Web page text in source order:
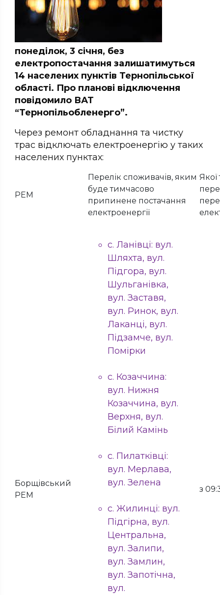
понеділок, 3 січня, без
електропостачання залишатимуться
14 населених пунктів Тернопільської
області. Про планові відключення
повідомило ВАТ
“Тернопільобленерго”.
Через ремонт обладнання та чистку
трас відключать електроенергію у таких
населених пунктах:
РЕМ
Перелік споживачів, яким
буде тимчасово
припинене постачання
електроенергії
Якої
Борщівський
РЕМ
с. Ланівці: вул.
Шляхта, вул.
Підгора, вул.
Шульганівка,
вул. Заставя,
вул. Ринок, вул.
Лаканці, вул.
Підзамче, вул.
Помірки
с. Козаччина:
вул. Нижня
Козаччина, вул.
Верхня, вул.
Білий Камінь
с. Пилатківці:
вул. Мерлава,
вул. Зелена
с. Жилинці: вул.
Підгірна, вул.
Центральна,
вул. Залипи,
вул. Замлин,
вул. Запотічна,
вул.
з